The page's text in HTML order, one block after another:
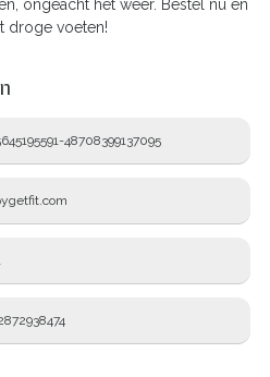
ongeacht het weer. Bestel nu en
droge voeten!
48708399137095